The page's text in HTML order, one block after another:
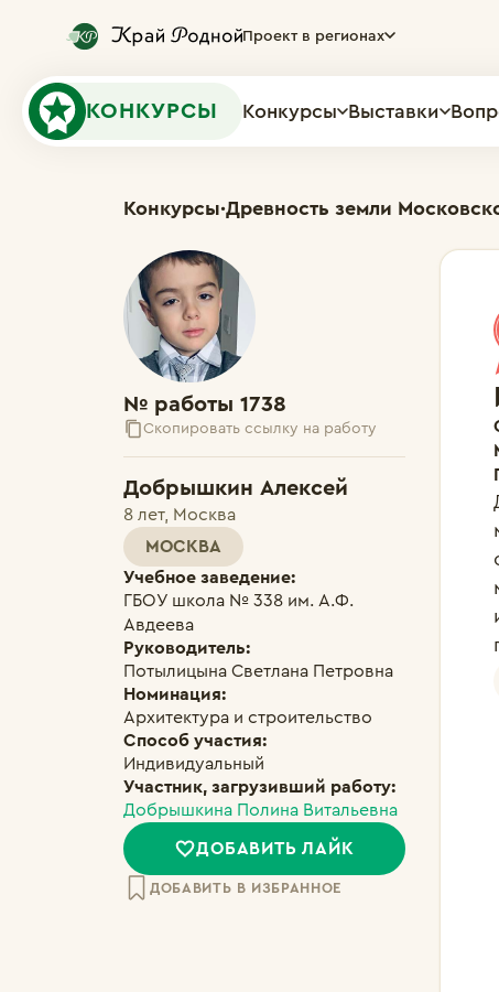
Проект в регионах
КОНКУРСЫ Конкурсы Выставки
Конкурсы·Древность земли
№ работы 1738
Скопировать ссылку на работу
Добрышкин Алексей
8 лет, Москва
МОСКВА
Учебное заведение:
ГБОУ школа № 338 им. А.Ф.
Авдеева
Руководитель:
Потылицына Светлана Петровна
Номинация:
Архитектура и строительство
Способ участия:
Индивидуальный
Участник, загрузивший работу:
Добрышкина Полина Витальевна
ДОБАВИТЬ ЛАЙК
ДОБАВИТЬ В ИЗБРАННОЕ